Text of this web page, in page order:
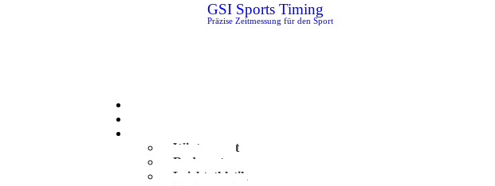
GSI Sports Timing
Präzise Zeitmessung für den Sport
Wintersport
Radsport
Leichtathletik